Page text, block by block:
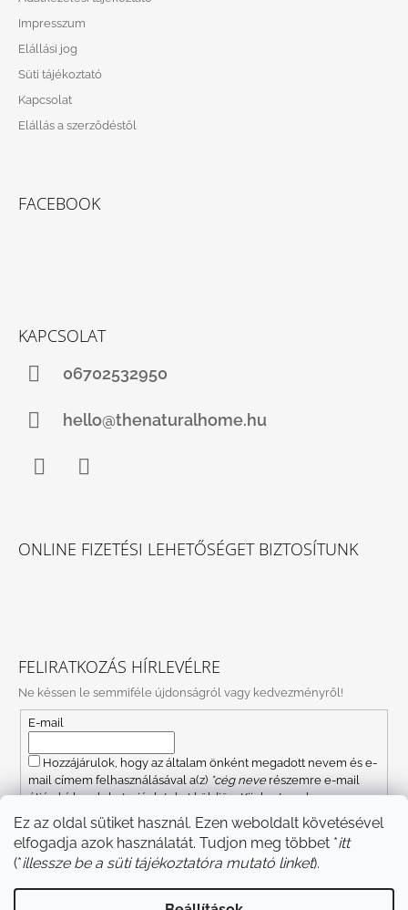
Ez az oldal sütiket használ. Ezen weboldalt követésével
elfogadja azok használatát. Tudjon meg többet *itt
(*illessze be a süti tájékoztatóra mutató linket).
Impresszum
Elállási jog
Süti tájékoztató
Kapcsolat
Elállás a szerződéstől
FACEBOOK
KAPCSOLAT
06702532950
hello@thenaturalhome.hu
ONLINE FIZETÉSI LEHETŐSÉGET BIZTOSÍTUNK
FELIRATKOZÁS HÍRLEVÉLRE
Ne késsen le semmiféle újdonságról vagy kedvezményről!
E-mail
Hozzájárulok, hogy az általam önként megadott nevem és e-
mail címem felhasználásával a(z) *cég neverészemre e-mail
útján hírleveleket, ajánlatokat küldjön. Kijelentem, hogy az
adatkezelési tájékoztatót
elolvastam. Megértettem, hogy a
hozzájárulásom bármikor visszavonhatom.
FELIRATKOZÁS